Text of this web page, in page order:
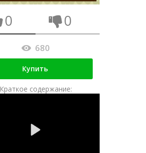
0 0
680
Купить
Краткое содержание: